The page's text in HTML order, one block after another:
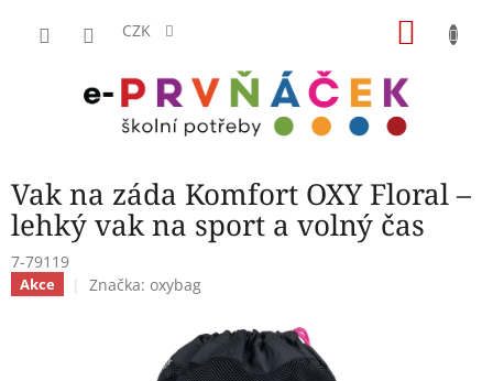
CZK
Vak na záda Komfort OXY Floral –
lehký vak na sport a volný čas
7-79119
Akce Značka: oxybag